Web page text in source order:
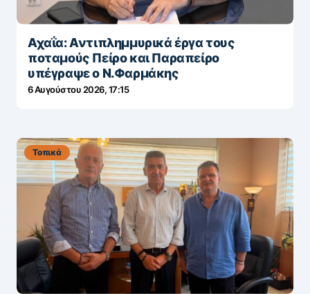
Αχαΐα: Αντιπλημμυρικά έργα τους
ποταμούς Πείρο και Παραπείρο
υπέγραψε ο Ν.Φαρμάκης
6 Αυγούστου 2026, 17:15
Τοπικά